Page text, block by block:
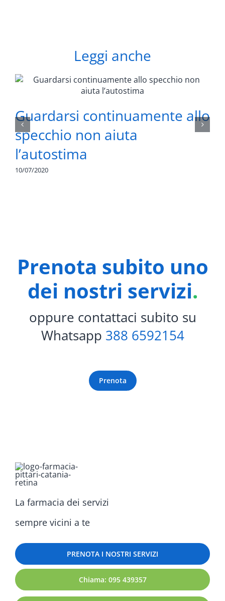
Leggi anche
Guardarsi continuamente allo
specchio non aiuta
l’autostima
10/07/2020
Prenota subito uno
dei nostri servizi.
oppure contattaci subito su
Whatsapp 388 6592154
Prenota
La farmacia dei servizi
sempre vicini a te
PRENOTA I NOSTRI SERVIZI
Chiama: 095 439357